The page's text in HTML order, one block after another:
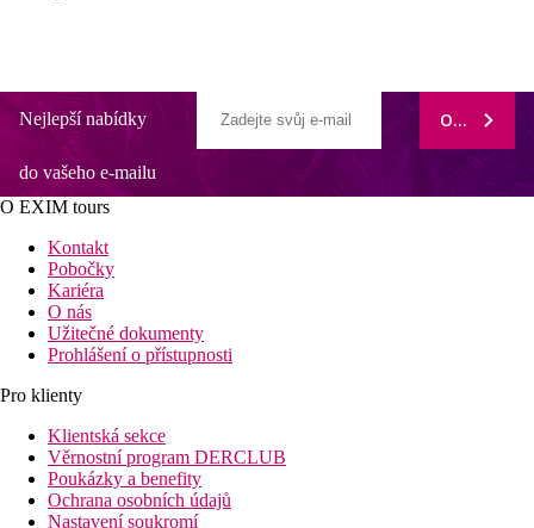
Nejlepší nabídky
do vašeho e-mailu
ODEBÍRAT
O EXIM tours
Kontakt
Pobočky
Kariéra
O nás
Užitečné dokumenty
Prohlášení o přístupnosti
Pro klienty
Klientská sekce
Věrnostní program DERCLUB
Poukázky a benefity
Ochrana osobních údajů
Nastavení soukromí